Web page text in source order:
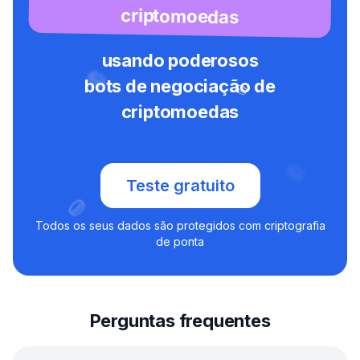
criptomoedas
usando poderosos
bots de negociação de
criptomoedas
Teste gratuito
Todos os seus dados são protegidos com criptografia
de ponta
Perguntas frequentes